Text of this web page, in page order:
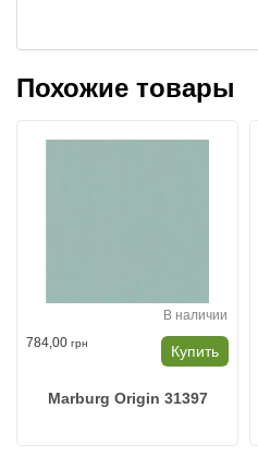
Похожие товары
В наличии
784,00 грн Купить
Marburg Origin 31397